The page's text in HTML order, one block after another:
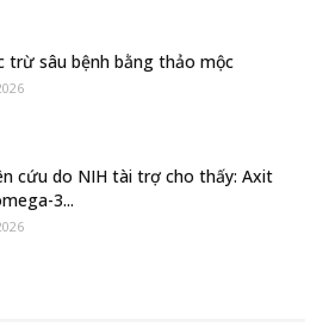
trừ sâu bệnh bằng thảo mộc
cứu do NIH tài trợ cho thấy: Axit
3...